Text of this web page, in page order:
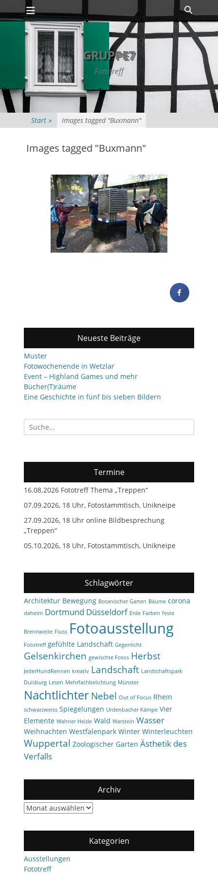
Zum
Inhalt
springen
Primäres Menü
GRUPPE7
Fototreff
Start » Images tagged "Buxmann"
Images tagged "Buxmann"
Neueste Beiträge
Muster
Fotowochenende in Wetzlar
Event – Highland Games und mehr
Bücher(T)räume
Eine Geschichte in fünf bis sieben Bildern
Suchen
nach:
Termine
16.08.2026 Fototreff Thema „Treppen“
07.09.2026, 18 Uhr, Fotostammtisch, Unikneipe
27.09.2026, 18 Uhr online Bildbesprechung
„Treppen“
05.10.2026, 18 Uhr, Fotostammtisch, Unikneipe
Schlagwörter
Architektur Bewegung Botanischer Garten Bäume corona
daheim Dortmund Düsseldorf Erde Farben feste
Brennweite Fluss Fotoausstellung
Fototreff gefühlte Landschaft Gegenlicht
Gelsenkirchen gewischte Fotos Herbst
JederHundRennen kreativ Landschaft Landschaftspark
Duisburg Lesen Mehrfachbelichtung Münster
NachtlichterNebel Out of Focus Rhein
schwarzweiss Spiegelungen Urdenbacher Kämpe Vier
Elemente Wahner Heide Wald Warstein Wasser
Weihnachten Westfalenpark Winter Winterleuchten
Wuppertal Zoologischer Garten Ästhetik des
Verfalls
Archiv
Archiv
Kategorien
Ausstellungen
Fototreff